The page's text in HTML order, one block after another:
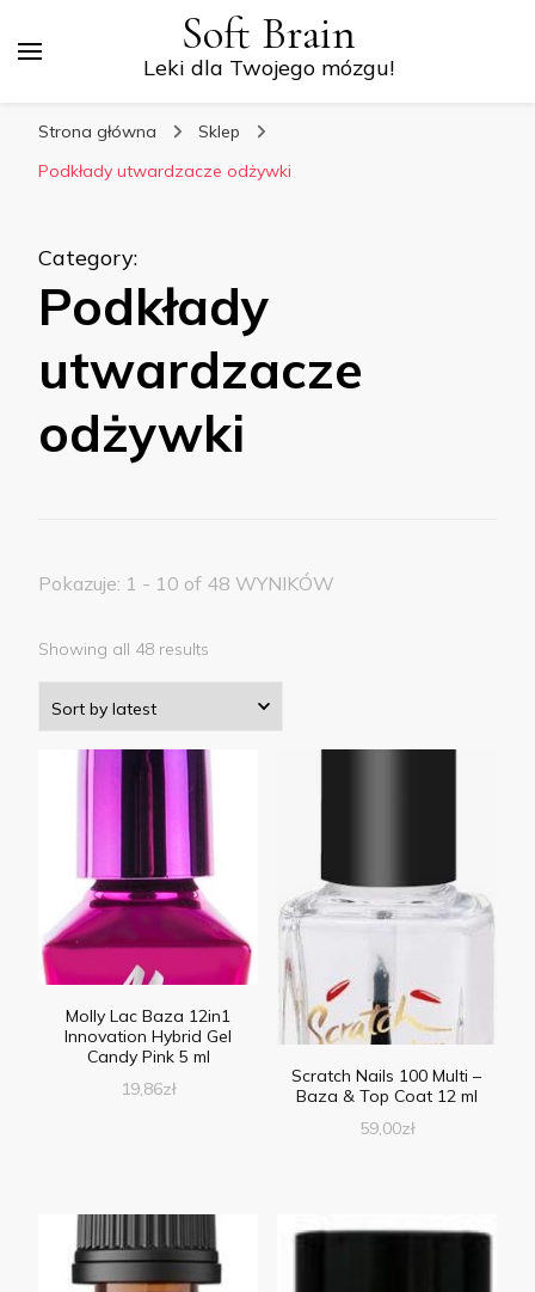
Soft Brain
Leki dla Twojego mózgu!
Strona główna
Sklep
Podkłady utwardzacze odżywki
Category:
Podkłady
utwardzacze
odżywki
Pokazuje: 1 - 10 of 48 WYNIKÓW
Showing all 48 results
Molly Lac Baza 12in1
Innovation Hybrid Gel
Candy Pink 5 ml
19,86zł
Scratch Nails 100 Multi –
Baza & Top Coat 12 ml
59,00zł